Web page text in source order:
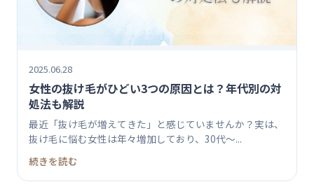
2025.06.28
女性の抜け毛がひどい3つの原因とは？年代別の対
処法も解説
最近「抜け毛が増えてきた」と感じていませんか？実は、
抜け毛に悩む女性は年々増加しており、30代〜...
続きを読む